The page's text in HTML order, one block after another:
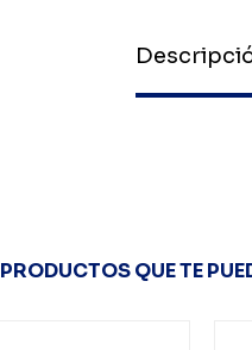
PRODUCTOS QUE TE